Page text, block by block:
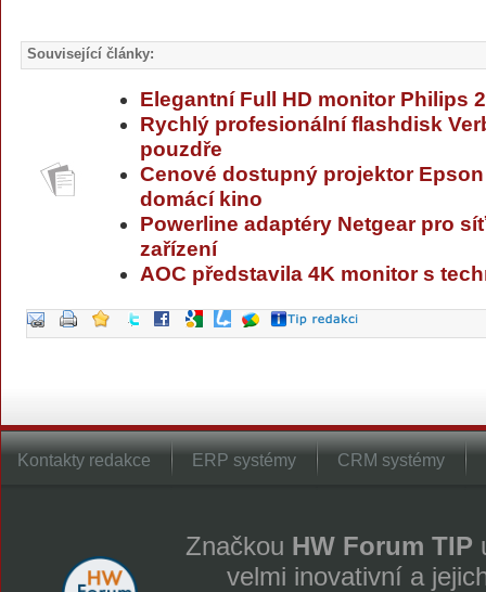
Související články:
Elegantní Full HD monitor Philips
Rychlý profesionální flashdisk
pouzdře
Cenové dostupný projektor Epson
domácí kino
Powerline adaptéry Netgear pro
zařízení
AOC představila 4K monitor s
Kontakty redakce ERP systémy CRM systémy
Značkou HW Forum TIP
velmi inovativní a